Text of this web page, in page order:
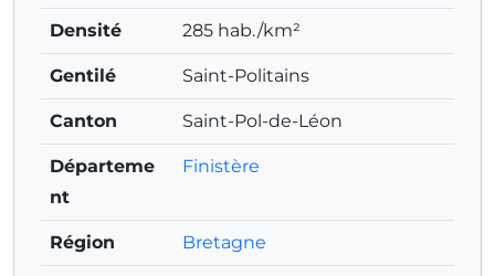
Densité 285 hab./km²
Gentilé Saint-Politains
Canton Saint-Pol-de-Léon
Départeme
nt
Finistère
Région Bretagne